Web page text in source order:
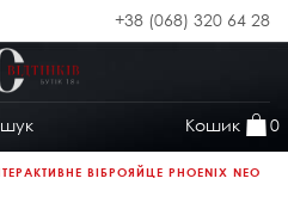
+38 (068) 320 64 28
Кошик 0
ВІБРОЯЙЦЕ PHOENIX NEO